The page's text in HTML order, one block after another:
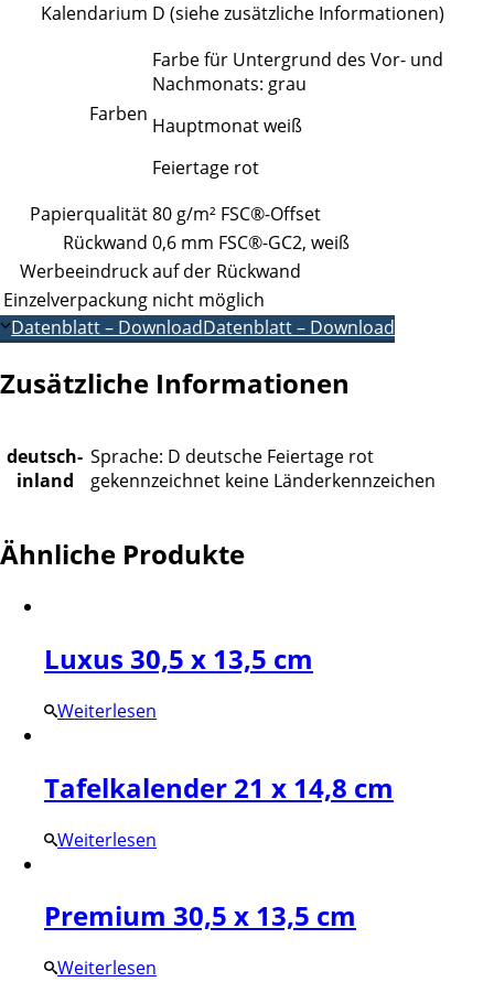
Kalendarium D (siehe zusätzliche Informationen)
Farben
Farbe für Untergrund des Vor- und
Nachmonats: grau
Hauptmonat weiß
Feiertage rot
Papierqualität80 g/m² FSC®-Offset
Rückwand 0,6 mm FSC®-GC2, weiß
Werbeeindruckauf der Rückwand
Einzelverpackung nicht möglich
Datenblatt – DownloadDatenblatt – Download
Zusätzliche Informationen
deutsch-
inland
Sprache: D deutsche Feiertage rot
gekennzeichnet keine Länderkennzeichen
Ähnliche Produkte
Luxus 30,5 x 13,5 cm
Weiterlesen
Tafelkalender 21 x 14,8 cm
Weiterlesen
Premium 30,5 x 13,5 cm
Weiterlesen